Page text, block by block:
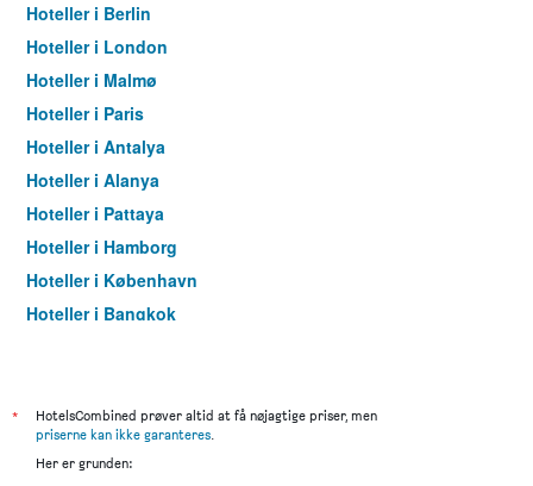
Hoteller i Berlin
Hoteller i London
Hoteller i Malmø
Hoteller i Paris
Hoteller i Antalya
Hoteller i Alanya
Hoteller i Pattaya
Hoteller i Hamborg
Hoteller i København
Hoteller i Bangkok
*
HotelsCombined prøver altid at få nøjagtige priser, men
priserne kan ikke garanteres.
Her er grunden: